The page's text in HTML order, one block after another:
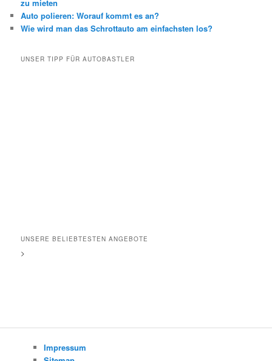
zu mieten
Auto polieren: Worauf kommt es an?
Wie wird man das Schrottauto am einfachsten los?
UNSER TIPP FÜR AUTOBASTLER
UNSERE BELIEBTESTEN ANGEBOTE
>
Impressum